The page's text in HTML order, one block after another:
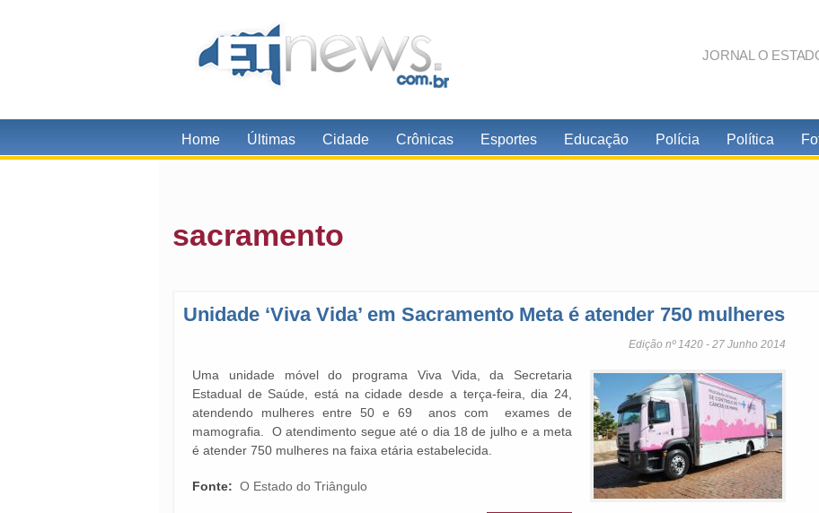
JORNAL O
Home Últimas Cidade Crônicas Esportes Educação Polícia Política
sacramento
Unidade ‘Viva Vida’ em Sacramento Meta é atender 750 mulheres
Edição nº 1420 - 27 Junho 2014
Uma unidade móvel do programa Viva Vida, da Secretaria
Estadual de Saúde, está na cidade desde a terça-feira, dia 24,
atendendo mulheres entre 50 e 69 anos com exames de
mamografia. O atendimento segue até o dia 18 de julho e a meta
é atender 750 mulheres na faixa etária estabelecida.
Fonte: O Estado do Triângulo